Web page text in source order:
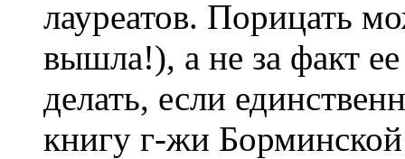
лауреатов. Порицать
вышла!), а не за факт
делать, если
книгу г-жи